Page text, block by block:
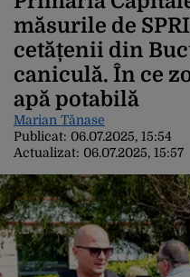
măsurile de
cetățenii din
caniculă. În ce
apă potabilă
Marian Tănase
Publicat: 06.07.2025, 15:54
Actualizat: 06.07.2025, 15:57